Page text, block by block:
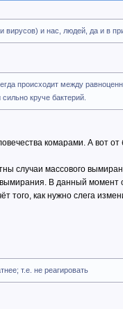
вирусов) и нас, людей, да и в
происходит между
круче бактерий.
комарами. А вот от
случаи массового
В данный
того, как нужно слега
т.е. не реагировать